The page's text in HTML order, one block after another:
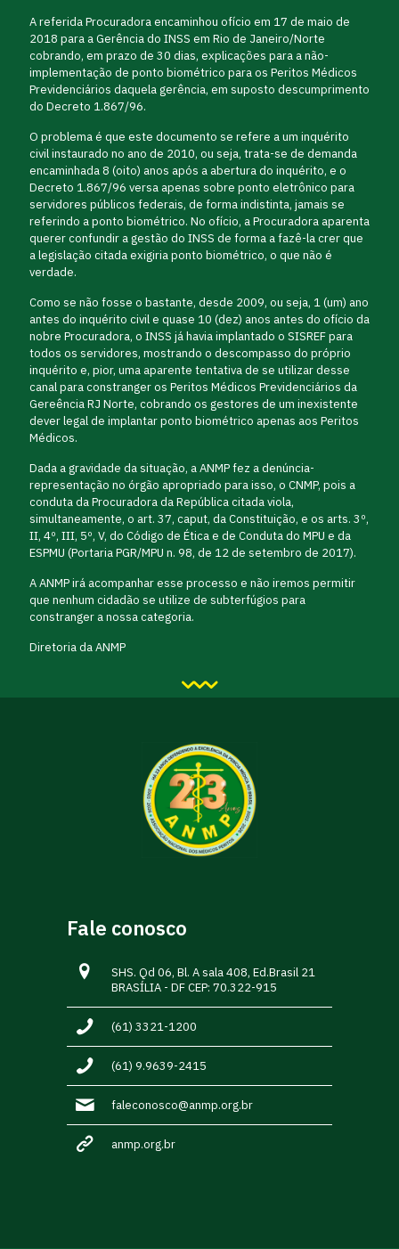
A referida Procuradora encaminhou ofício em 17 de maio de
2018 para a Gerência do INSS em Rio de Janeiro/Norte
cobrando, em prazo de 30 dias, explicações para a não-
implementação de ponto biométrico para os Peritos Médicos
Previdenciários daquela gerência, em suposto descumprimento
do Decreto 1.867/96.
O problema é que este documento se refere a um inquérito
civil instaurado no ano de 2010, ou seja, trata-se de demanda
encaminhada 8 (oito) anos após a abertura do inquérito, e o
Decreto 1.867/96 versa apenas sobre ponto eletrônico para
servidores públicos federais, de forma indistinta, jamais se
referindo a ponto biométrico. No ofício, a Procuradora aparenta
querer confundir a gestão do INSS de forma a fazê-la crer que
a legislação citada exigiria ponto biométrico, o que não é
verdade.
Como se não fosse o bastante, desde 2009, ou seja, 1 (um) ano
antes do inquérito civil e quase 10 (dez) anos antes do ofício da
nobre Procuradora, o INSS já havia implantado o SISREF para
todos os servidores, mostrando o descompasso do próprio
inquérito e, pior, uma aparente tentativa de se utilizar desse
canal para constranger os Peritos Médicos Previdenciários da
Gereência RJ Norte, cobrando os gestores de um inexistente
dever legal de implantar ponto biométrico apenas aos Peritos
Médicos.
Dada a gravidade da situação, a ANMP fez a denúncia-
representação no órgão apropriado para isso, o CNMP, pois a
conduta da Procuradora da República citada viola,
simultaneamente, o art. 37, caput, da Constituição, e os arts. 3º,
II, 4º, III, 5º, V, do Código de Ética e de Conduta do MPU e da
ESPMU (Portaria PGR/MPU n. 98, de 12 de setembro de 2017).
A ANMP irá acompanhar esse processo e não iremos permitir
que nenhum cidadão se utilize de subterfúgios para
constranger a nossa categoria.
Diretoria da ANMP
Fale conosco
SHS. Qd 06, Bl. A sala 408, Ed.Brasil 21
BRASÍLIA - DF CEP: 70.322-915
(61) 3321-1200
(61) 9.9639-2415
faleconosco@anmp.org.br
anmp.org.br